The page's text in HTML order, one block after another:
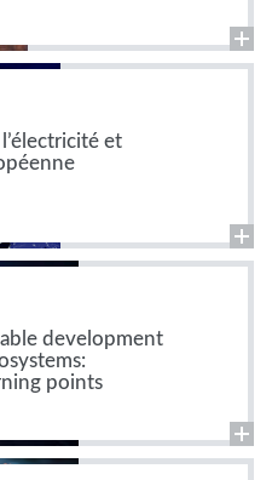
et
development
points